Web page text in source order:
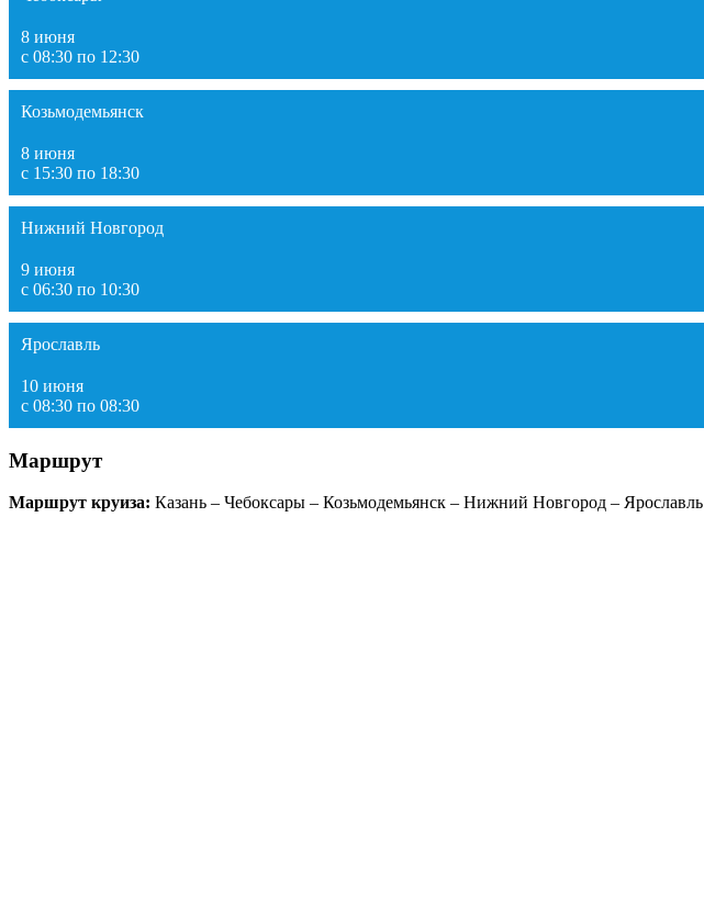
8 июня
с 08:30 по 12:30
Козьмодемьянск
8 июня
с 15:30 по 18:30
Нижний Новгород
9 июня
с 06:30 по 10:30
Ярославль
10 июня
с 08:30 по 08:30
Маршрут
Маршрут круиза: Казань – Чебоксары – Козьмодемьянск – Нижний Новгород – Ярославль